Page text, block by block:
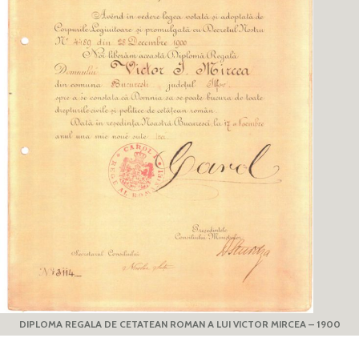
DIPLOMA REGALA DE CETATEAN ROMAN A LUI VICTOR MIRCEA – 1900